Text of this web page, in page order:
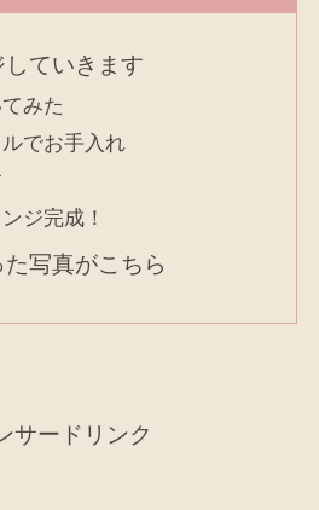
ていきます
みた
でお手入れ
ジ完成！
写真がこちら
サードリンク